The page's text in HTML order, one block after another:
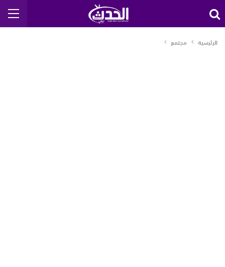
الرئيسية مجتمع